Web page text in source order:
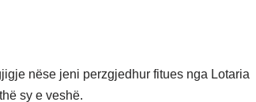
nëse jeni perzgjedhur fitues nga Lotaria
sy e veshë.